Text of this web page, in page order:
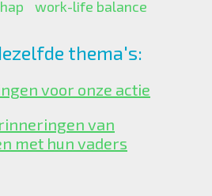
work-life balance
thema's:
voor onze actie
van
met hun vaders